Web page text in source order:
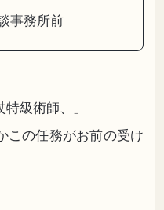
事務所前
級術師、」
この任務がお前の受け